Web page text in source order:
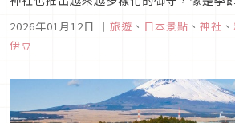
抽演唱會票時有票、有好位置，趕緊一起
神御守吧！
2026年01月12日 ｜ 旅遊 、 日本景點 、 神社 、
伊豆